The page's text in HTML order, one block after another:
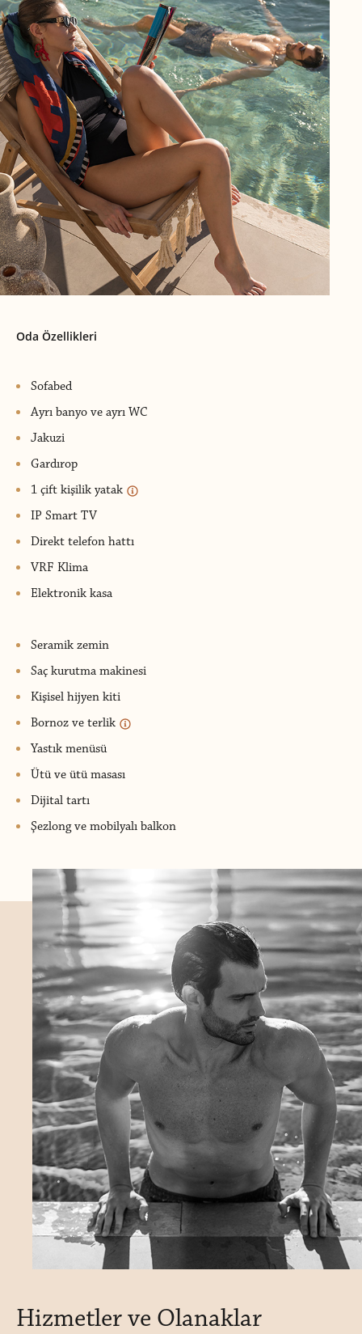
Oda Özellikleri
Sofabed
Ayrı banyo ve ayrı WC
Jakuzi
Gardırop
1 çift kişilik yatak
IP Smart TV
Direkt telefon hattı
VRF Klima
Elektronik kasa
Seramik zemin
Saç kurutma makinesi
Kişisel hijyen kiti
Bornoz ve terlik
Yastık menüsü
Ütü ve ütü masası
Dijital tartı
Şezlong ve mobilyalı balkon
Hizmetler ve Olanaklar